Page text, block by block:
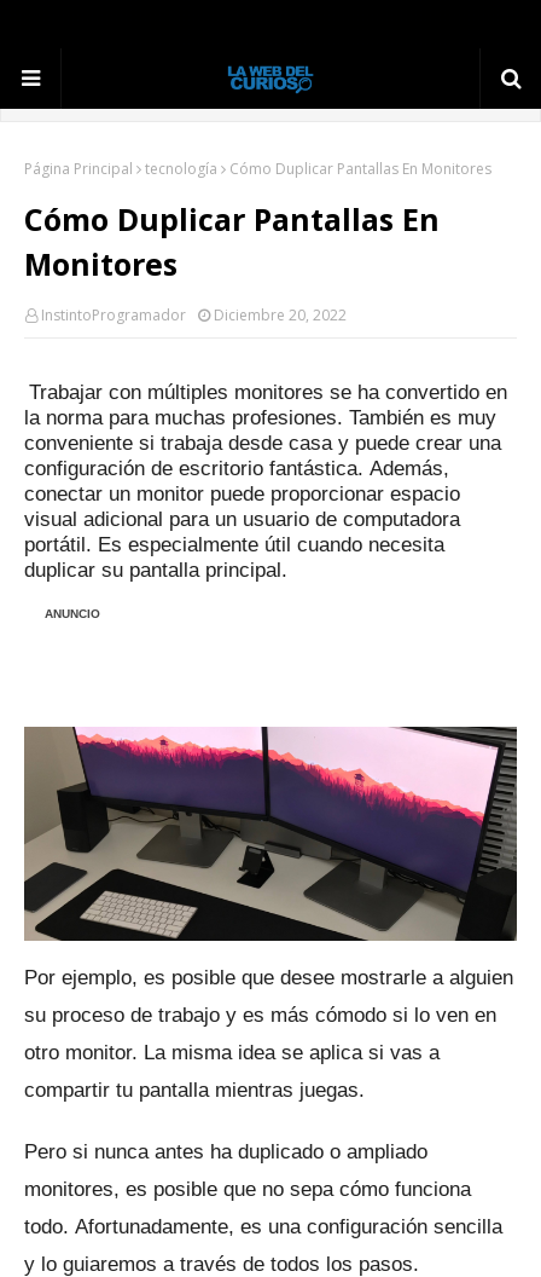
Página Principal tecnología Cómo Duplicar Pantallas En Monitores
Cómo Duplicar Pantallas En
Monitores
InstintoProgramador Diciembre 20, 2022
Trabajar con múltiples monitores se ha convertido en
la norma para muchas profesiones. También es muy
conveniente si trabaja desde casa y puede crear una
configuración de escritorio fantástica. Además,
conectar un monitor puede proporcionar espacio
visual adicional para un usuario de computadora
portátil. Es especialmente útil cuando necesita
duplicar su pantalla principal.
ANUNCIO
Por ejemplo, es posible que desee mostrarle a alguien
su proceso de trabajo y es más cómodo si lo ven en
otro monitor. La misma idea se aplica si vas a
compartir tu pantalla mientras juegas.
Pero si nunca antes ha duplicado o ampliado
monitores, es posible que no sepa cómo funciona
todo. Afortunadamente, es una configuración sencilla
y lo guiaremos a través de todos los pasos.